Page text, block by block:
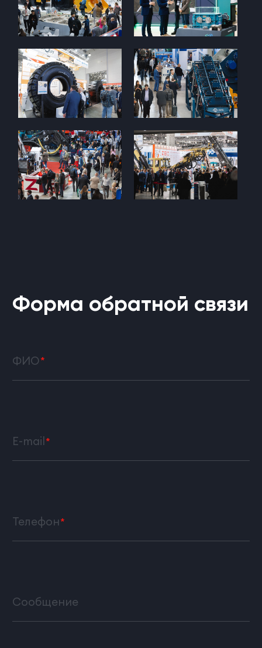
Форма обратной связи
ФИО
E-mail
Телефон
Сообщение